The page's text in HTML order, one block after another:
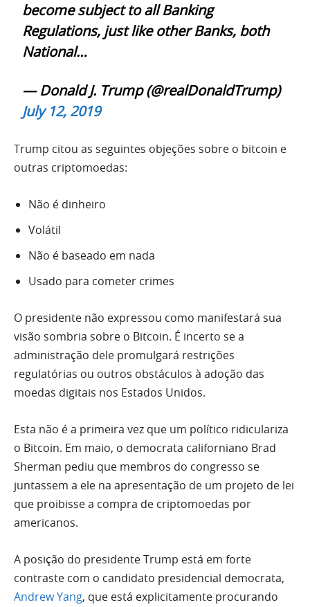
become subject to all Banking
Regulations, just like other Banks, both
National…
— Donald J. Trump (@realDonaldTrump)
July 12, 2019
Trump citou as seguintes objeções sobre o bitcoin e
outras criptomoedas:
Não é dinheiro
Volátil
Não é baseado em nada
Usado para cometer crimes
O presidente não expressou como manifestará sua
visão sombria sobre o Bitcoin. É incerto se a
administração dele promulgará restrições
regulatórias ou outros obstáculos à adoção das
moedas digitais nos Estados Unidos.
Esta não é a primeira vez que um político ridiculariza
o Bitcoin. Em maio, o democrata californiano Brad
Sherman pediu que membros do congresso se
juntassem a ele na apresentação de um projeto de lei
que proibisse a compra de criptomoedas por
americanos.
A posição do presidente Trump está em forte
contraste com o candidato presidencial democrata,
Andrew Yang, que está explicitamente procurando